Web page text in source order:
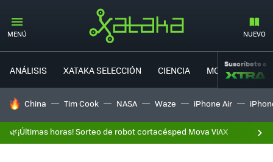
MENÚ NUEVO
ANÁLISIS XATAKA SELECCIÓN CIENCIA MOVILIDAD
Suscríbete a
HOY SE HABLA DE
China Tim Cook NASA Waze iPhone Air
🌿¡Últimas horas! Sorteo de robot cortacésped Mova ViAX